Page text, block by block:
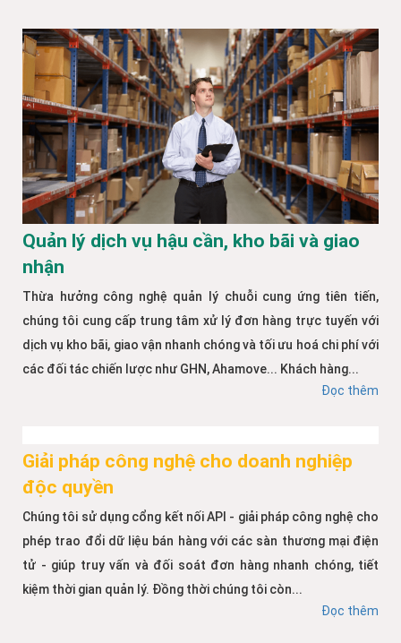
Quản lý dịch vụ hậu cần, kho bãi và giao
nhận
Thừa hưởng công nghệ quản lý chuỗi cung ứng tiên tiến,
chúng tôi cung cấp trung tâm xử lý đơn hàng trực tuyến với
dịch vụ kho bãi, giao vận nhanh chóng và tối ưu hoá chi phí với
các đối tác chiến lược như GHN, Ahamove... Khách hàng...
Đọc thêm
Giải pháp công nghệ cho doanh nghiệp
độc quyền
Chúng tôi sử dụng cổng kết nối API - giải pháp công nghệ cho
phép trao đổi dữ liệu bán hàng với các sàn thương mại điện
tử - giúp truy vấn và đối soát đơn hàng nhanh chóng, tiết
kiệm thời gian quản lý. Đồng thời chúng tôi còn...
Đọc thêm